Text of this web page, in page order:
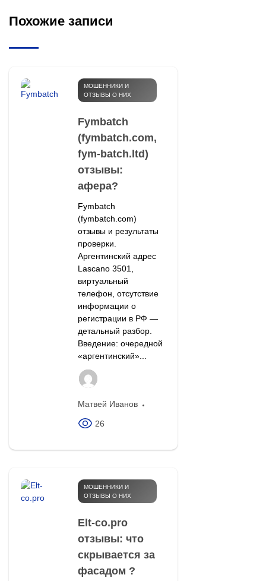
Похожие записи
МОШЕННИКИ И
ОТЗЫВЫ О НИХ
Fymbatch
(fymbatch.com,
fym-batch.ltd)
отзывы:
афера?
Fymbatch
(fymbatch.com)
отзывы и результаты
проверки.
Аргентинский адрес
Lascano 3501,
виртуальный
телефон, отсутствие
информации о
регистрации в РФ —
детальный разбор.
Введение: очередной
«аргентинский»...
Матвей Иванов
26
МОШЕННИКИ И
ОТЗЫВЫ О НИХ
Elt-co.pro
отзывы: что
скрывается за
фасадом ?